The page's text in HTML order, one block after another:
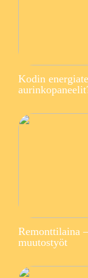
Kodin
Remonttilaina
muutostyöt